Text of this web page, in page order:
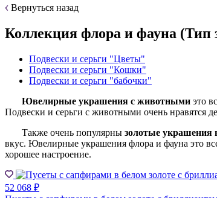
Вернуться назад
Коллекция флора и фауна (Тип
Подвески и серьги "Цветы"
Подвески и серьги "Кошки"
Подвески и серьги "бабочки"
Ювелирные украшения с животными это
Подвески и серьги с животными очень нравятся
Также очень популярны золотые украшения
вкус. Ювелирные украшения флора и фауна это
хорошее настроение.
52 068 ₽